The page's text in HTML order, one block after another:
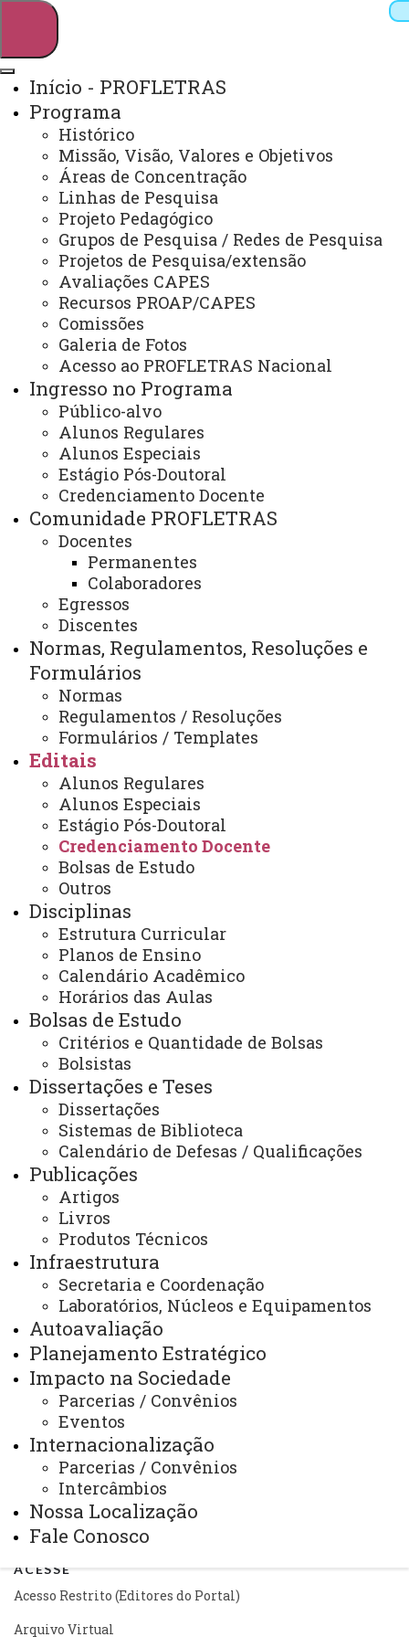
Webmail Sistemas
Arquivo Virtual
Campus
Início - PROFLETRAS
Programa
Histórico
Missão, Visão, Valores e Objetivos
Áreas de Concentração
Linhas de Pesquisa
Projeto Pedagógico
Grupos de Pesquisa / Redes de Pesquisa
Projetos de Pesquisa/extensão
Avaliações CAPES
Recursos PROAP/CAPES
Comissões
Galeria de Fotos
Acesso ao PROFLETRAS Nacional
Ingresso no Programa
Público-alvo
Alunos Regulares
Alunos Especiais
Estágio Pós-Doutoral
Credenciamento Docente
Comunidade PROFLETRAS
Docentes
Permanentes
Colaboradores
Egressos
Discentes
Normas, Regulamentos, Resoluções e
Formulários
Normas
Regulamentos / Resoluções
Formulários / Templates
Editais
Alunos Regulares
Alunos Especiais
Estágio Pós-Doutoral
Credenciamento Docente
Bolsas de Estudo
Outros
Disciplinas
Estrutura Curricular
Planos de Ensino
Calendário Acadêmico
Horários das Aulas
Bolsas de Estudo
Critérios e Quantidade de Bolsas
Bolsistas
Dissertações e Teses
Dissertações
Sistemas de Biblioteca
Calendário de Defesas / Qualificações
Publicações
Artigos
Livros
Produtos Técnicos
Infraestrutura
Secretaria e Coordenação
Laboratórios, Núcleos e Equipamentos
Autoavaliação
Planejamento Estratégico
Impacto na Sociedade
Parcerias / Convênios
Eventos
Internacionalização
Parcerias / Convênios
Intercâmbios
Nossa Localização
Fale Conosco
Mestrado Profissional em Letras
Edital 010-2022-PROFLETRAS -
ABERTURA DE PROCESSO
SELETIVO PARA
CREDENCIAMENTO DE
DOCENTES PERMANENTES E
COLABORADORES AO
PROGRAMA DE PÓS-
GRADUAÇÃO – MESTRADO
PROFISSIONAL EM LETRAS –
PROFLETRAS
Edital 010-2022 abertura de processo seletivo para
credenciamento de docentes permanentes e
colaboradores
ANEXO I – EDITAL Nº 010/2022 –
PROFLETRAS/CASCAVEL
ANEXO II – EDITAL Nº 010/2022 –
PROFLETRAS/CASCAVEL
ATUALIZAÇÃO MAIS RECENTE: 12 DE MARÇO DE
2025
ACESSOS: 1203
(45) 3220-7289
Horário de Atendimento:
mestrado.profletras@unioeste.br
Você está aqui:Unioeste
PROFLETRAS - Pós-graduação Profissional em
Letras - Cascavel
Editais
Credenciamento Docente
Edital 010-2022-PROFLETRAS - ABERTURA DE
PROCESSO SELETIVO PARA CREDENCIAMENTO DE
DOCENTES PERMANENTES E COLABORADORES AO
PROGRAMA DE PÓS-GRADUAÇÃO – MESTRADO
PROFISSIONAL EM LETRAS – PROFLETRAS
ACESSE
Acesso Restrito (Editores do Portal)
Arquivo Virtual